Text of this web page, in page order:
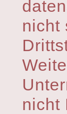
nicht
nicht